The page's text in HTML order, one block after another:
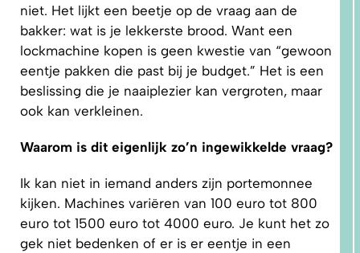
niet. Het lijkt een beetje op de vraag aan de
bakker: wat is je lekkerste brood. Want een
lockmachine kopen is geen kwestie van “gewoon
eentje pakken die past bij je budget.” Het is een
beslissing die je naaiplezier kan vergroten, maar
ook kan verkleinen.
Waarom is dit eigenlijk zo’n ingewikkelde vraag?
Ik kan niet in iemand anders zijn portemonnee
kijken. Machines variëren van 100 euro tot 800
euro tot 1500 euro tot 4000 euro. Je kunt het zo
gek niet bedenken of er is er eentje in een